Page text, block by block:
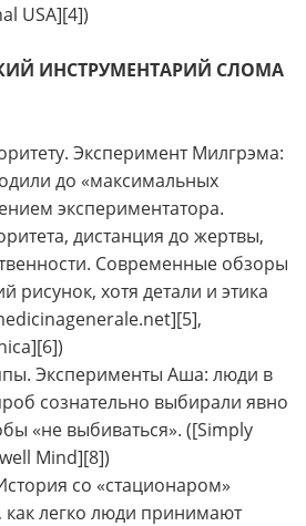
USA][4])
ИНСТРУМЕНТАРИЙ СЛОМА
Эксперимент Милгрэма:
до «максимальных
экспериментатора.
дистанция до жертвы,
Современные обзоры
рисунок, хотя детали и этика
Эксперименты Аша: люди в
сознательно выбирали явно
«не выбиваться». ([Simply
Mind][8])
со «стационаром»
легко люди принимают